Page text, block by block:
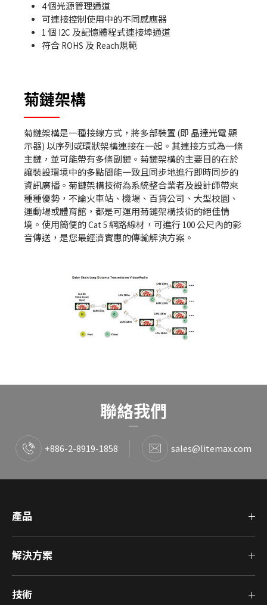
4 個光源管理通道
可連接控制使用中的不同感應器
1 個 I2C 及記憶體程式連接埠通道
符合 ROHS 及 Reach規範
菊鏈架構
菊鏈架構是一種接線方式，將多部裝置 (即 晶達光電 顯
示器) 以序列或環狀架構連接在一起。其連接方式為一條
主鏈，並可能帶有多條副鏈。菊鏈架構的主要目的在於
讓裝設環境中的多點間能一致且同步地進行即時同步的
資訊廣播。菊鏈架構技術為系統整合業者及設計師帶來
種種優勢，不論火車站、機場、百貨公司、大型校園、
運動場或體育館，都是可運用菊鏈架構技術的絕佳情
境。使用簡便的 Cat 5 網路線材，可進行 100 公尺內的影
音傳送，是您最經濟實惠的傳輸解決方案。​
聯絡我們
+886-2-8919-1858 sales@litemax.com
產品
解決方案
技術